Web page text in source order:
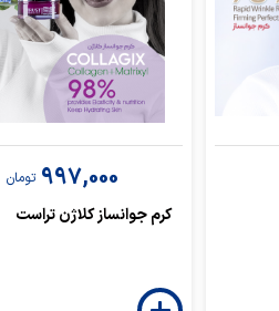
997,000 تومان
کرم جوانساز کلاژن تراست